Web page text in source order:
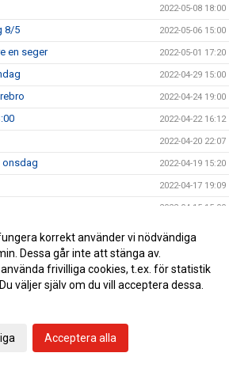
2022-05-08 18:00
8/5 2022-05-06 15:00
en seger 2022-05-01 17:20
2022-04-29 15:00
2022-04-24 19:00
2022-04-22 16:12
2022-04-20 22:07
onsdag 2022-04-19 15:20
2022-04-17 19:09
2022-04-15 15:00
söndag
IF DFF 2022-03-31 22:56
korrekt använder vi nödvändiga
Dessa går inte att stänga av.
frivilliga cookies, t.ex. för statistik
väljer själv om du vill acceptera dessa.
Acceptera alla